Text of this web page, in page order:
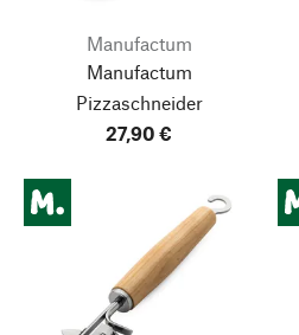
Manufactum
Manufactum
Pizzaschneider
27,90 €